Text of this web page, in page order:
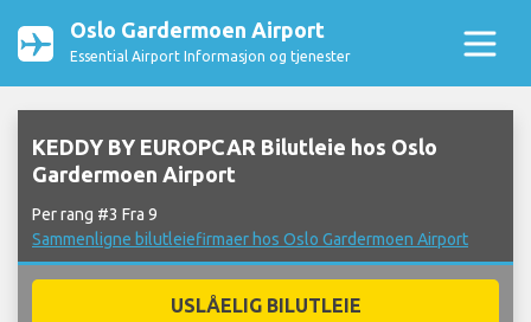
Oslo Gardermoen Airport
Essential Airport Informasjon og tjenester
KEDDY BY EUROPCAR Bilutleie hos Oslo
Gardermoen Airport
Per rang #3 Fra 9
Sammenligne bilutleiefirmaer hos Oslo Gardermoen Airport
USLÅELIG BILUTLEIE